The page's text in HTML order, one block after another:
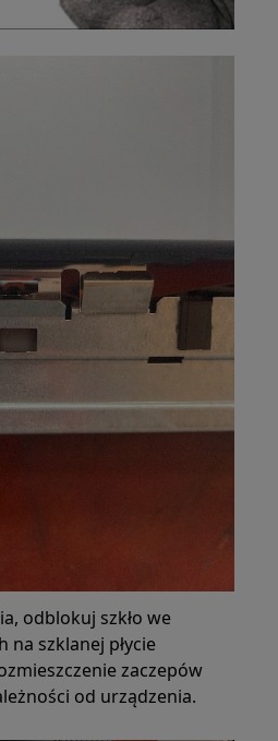
odblokuj szkło we
na szklanej płycie
zaczepów
od urządzenia.